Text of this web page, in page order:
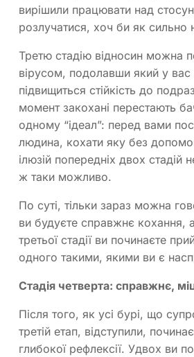
вирішили працювати над
розлучатися, хоч би як сильно
Третю стадію відносин можна
вірусом, подолавши який у вас
підвищиться стійкість до
момент закохані перестають
одному “ідеал”: перед вами
людина, кохати яку без
ілюзій попередніх двох стадій
ж таки можливо.
По суті, тільки зараз можна
ви будуєте справжнє кохання,
третьої стадії ви починаєте
одного такими, якими ви є
Стадія четверта: справжнє,
Після того, як усі бурі, що
третій етап, відступили,
глибокої рефлексії. Удвох ви